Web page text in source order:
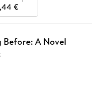
€
Before: A Novel